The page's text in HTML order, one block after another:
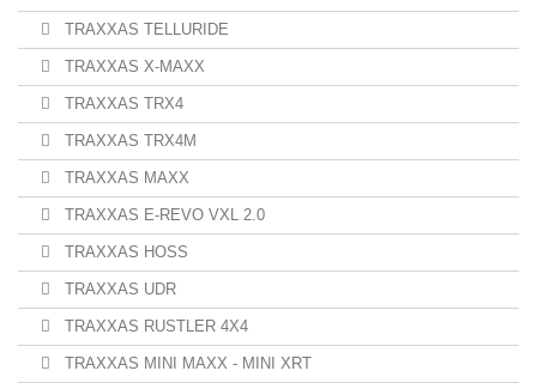
TRAXXAS TELLURIDE
TRAXXAS X-MAXX
TRAXXAS TRX4
TRAXXAS TRX4M
TRAXXAS MAXX
TRAXXAS E-REVO VXL 2.0
TRAXXAS HOSS
TRAXXAS UDR
TRAXXAS RUSTLER 4X4
TRAXXAS MINI MAXX - MINI XRT